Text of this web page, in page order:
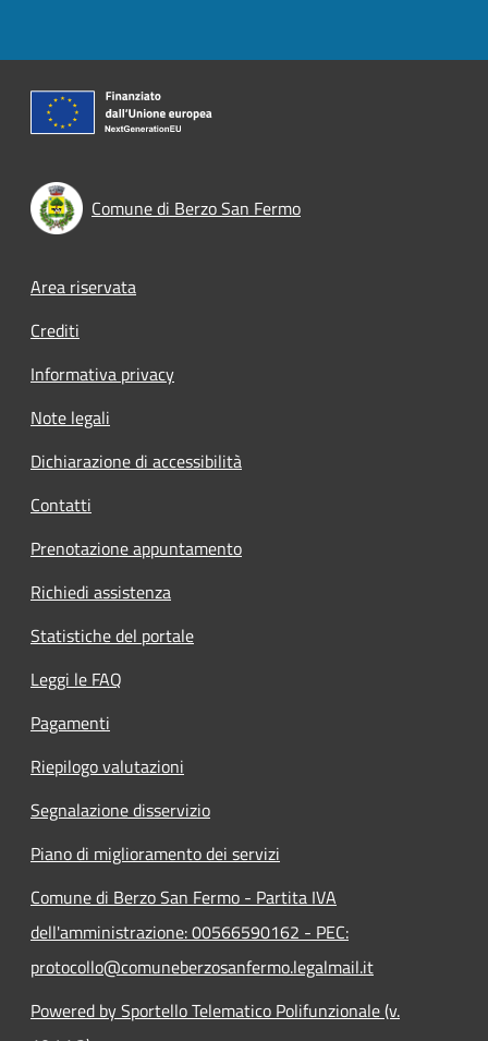
Comune di Berzo San Fermo
Footer menu
Area riservata
Crediti
Informativa privacy
Note legali
Dichiarazione di accessibilità
Contatti
Prenotazione appuntamento
Richiedi assistenza
Statistiche del portale
Leggi le FAQ
Pagamenti
Riepilogo valutazioni
Segnalazione disservizio
Piano di miglioramento dei servizi
Comune di Berzo San Fermo - Partita IVA
dell'amministrazione: 00566590162 - PEC:
protocollo@comuneberzosanfermo.legalmail.it
Powered by Sportello Telematico Polifunzionale (v.